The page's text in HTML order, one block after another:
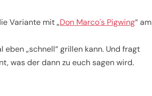
Variante mit „Don Marco´s Pigwing“ am
„schnell“ grillen kann. Und fragt
was der dann zu euch sagen wird.